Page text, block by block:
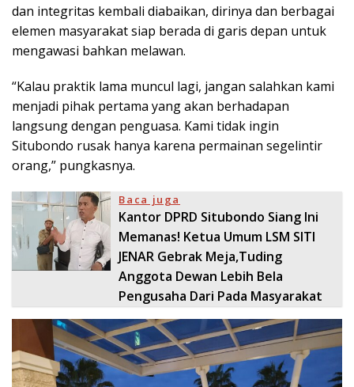
dan integritas kembali diabaikan, dirinya dan berbagai
elemen masyarakat siap berada di garis depan untuk
mengawasi bahkan melawan.
“Kalau praktik lama muncul lagi, jangan salahkan kami
menjadi pihak pertama yang akan berhadapan
langsung dengan penguasa. Kami tidak ingin
Situbondo rusak hanya karena permainan segelintir
orang,” pungkasnya.
Baca juga
Kantor DPRD Situbondo Siang Ini
Memanas! Ketua Umum LSM SITI
JENAR Gebrak Meja,Tuding
Anggota Dewan Lebih Bela
Pengusaha Dari Pada Masyarakat